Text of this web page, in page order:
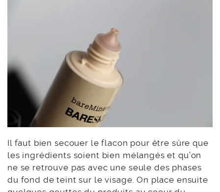
Il faut bien secouer le flacon pour être sûre que
les ingrédients soient bien mélangés et qu’on
ne se retrouve pas avec une seule des phases
du fond de teint sur le visage. On place ensuite